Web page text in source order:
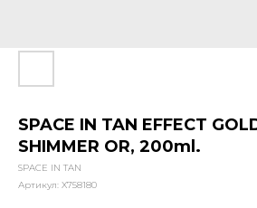
SPACE IN TAN EFFECT
SHIMMER OR, 200ml.
SPACE IN TAN
Артикул: X758180